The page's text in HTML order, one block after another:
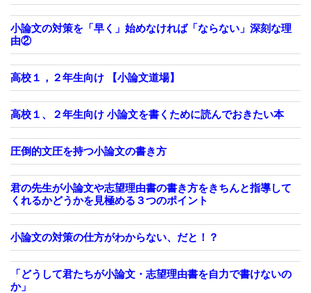
小論文の対策を「早く」始めなければ「ならない」深刻な理
由②
高校１，２年生向け 【小論文道場】
高校１、２年生向け 小論文を書くために読んでおきたい本
圧倒的文圧を持つ小論文の書き方
君の先生が小論文や志望理由書の書き方をきちんと指導して
くれるかどうかを見極める３つのポイント
小論文の対策の仕方がわからない、だと！？
「どうして君たちが小論文・志望理由書を自力で書けないの
か」